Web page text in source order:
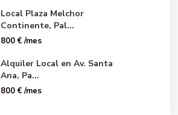
Local Plaza Melchor
Continente, Pal...
800 €/mes
Alquiler Local en Av. Santa
Ana, Pa...
800 €/mes